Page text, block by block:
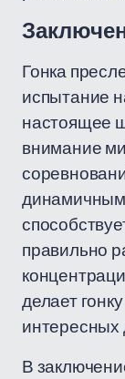
Гонка
испытание
настоящее
внимание
правильно
делает
интересных
В